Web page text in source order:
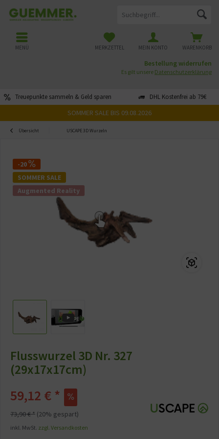
Treuepunkte sammeln & Geld sparen DHL Kostenfrei ab 79€
WARENKORB
MERKZETTEL MEIN KONTO
MENÜ
Bestellung widerrufen
Es gilt unsere Datenschutzerklärung
SOMMER SALE BIS 09.08.2026
Übersicht USCAPE 3D Wurzeln
-20
SOMMER SALE
Augmented Reality
Flusswurzel 3D Nr. 327
(29x17x17cm)
59,12 € *
73,90 € * (20% gespart)
inkl. MwSt. zzgl. Versandkosten